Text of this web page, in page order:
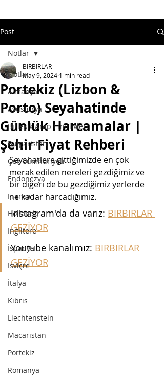
Post
Notlar
Almanya
Avusturya
Birleşik Arap Emirlikleri
Bulgaristan
Çek Cumhuriyeti
Endonezya
Fransa
Hollanda
İngiltere
İspanya
İsviçre
İtalya
Kıbrıs
Liechtenstein
Macaristan
Portekiz
Romanya
Notlar
Portekiz (Lizbon &
Porto) Seyahatinde
Günlük Harcamalar |
Şehir Fiyat Rehberi
BIRBIRLAR
May 9, 2024 1 min read
Seyahatlere gittiğimizde en çok
merak edilen nereleri gezdiğimiz ve
bir diğeri de bu gezdiğimiz yerlerde
ne kadar harcadığımız.
Instagram'da da varız: BIRBIRLAR
GEZİYOR
Youtube kanalımız: BIRBIRLAR
GEZİYOR